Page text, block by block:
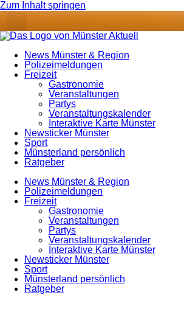
Zum Inhalt springen
News Münster & Region
Polizeimeldungen
Freizeit
Gastronomie
Veranstaltungen
Partys
Veranstaltungskalender
Interaktive Karte Münster
Newsticker Münster
Sport
Münsterland persönlich
Ratgeber
News Münster & Region
Polizeimeldungen
Freizeit
Gastronomie
Veranstaltungen
Partys
Veranstaltungskalender
Interaktive Karte Münster
Newsticker Münster
Sport
Münsterland persönlich
Ratgeber
Anzeige